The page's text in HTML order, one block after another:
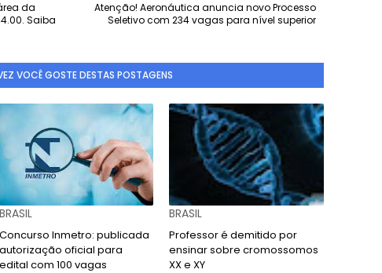
Atenção! Aeronáutica anuncia novo Processo
Seletivo com 234 vagas para nível superior
da
Saiba
VOCÊ GOSTE DESTAS POSTAGENS
BRASIL
Concurso Inmetro: publicada
autorização oficial para
edital com 100 vagas
BRASIL
Professor é demitido por
ensinar sobre cromossomos
XX e XY